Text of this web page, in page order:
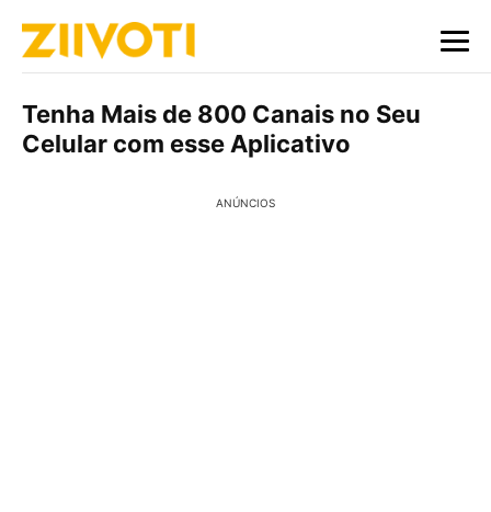
Tenha Mais de 800 Canais no Seu
Celular com esse Aplicativo
ANÚNCIOS